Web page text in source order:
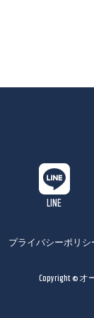
プライバシーポリシ
Copyright © オ